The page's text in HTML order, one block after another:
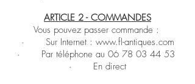
ARTICLE 2 - COMMANDES
Vous pouvez passer commande :
· Sur Internet : www.fl-antiques.com
· Par téléphone au 06 78 03 44 53
· En direct